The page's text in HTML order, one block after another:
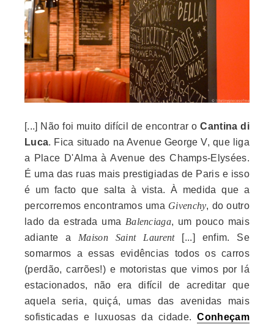
[...] Não foi muito difícil de encontrar oCantina di
Luca. Fica situado na Avenue George V, que liga
a Place D'Alma à Avenue des Champs-Elysées.
É uma das ruas mais prestigiadas de Paris e isso
é um facto que salta à vista. À medida que a
percorremos encontramos uma Givenchy, do outro
lado da estrada uma Balenciaga, um pouco mais
adiante a Maison Saint Laurent[...] enfim. Se
somarmos a essas evidências todos os carros
(perdão, carrões!) e motoristas que vimos por lá
estacionados, não era difícil de acreditar que
aquela seria, quiçá, umas das avenidas mais
sofisticadas e luxuosas da cidade.Conheçam